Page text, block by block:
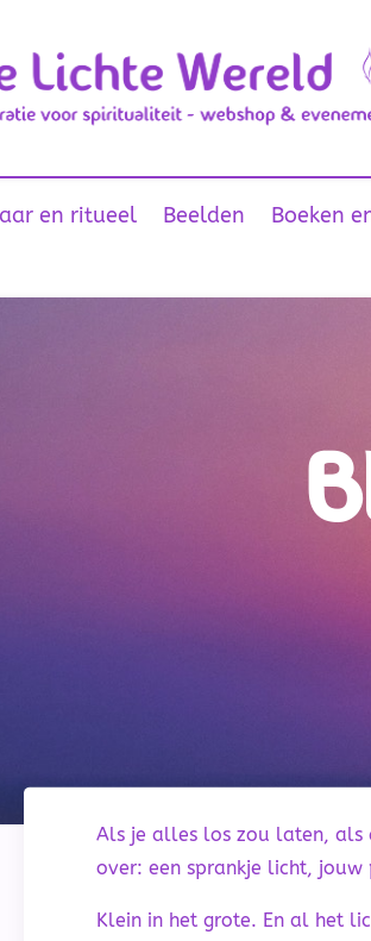
en ritueel Beelden Boeken
Als je alles los zou laten, als
over: een sprankje licht, jouw
Klein in het grote. En al het